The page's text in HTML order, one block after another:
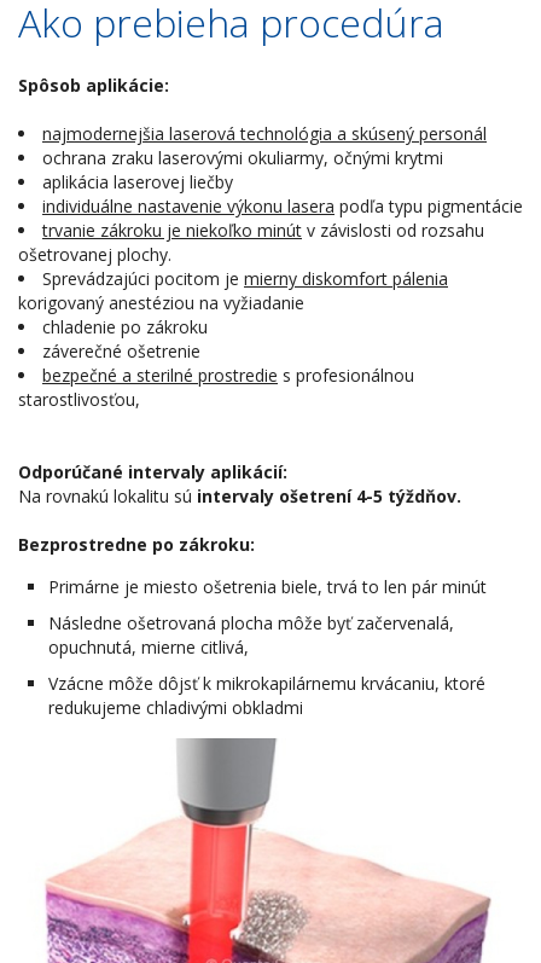
Ako prebieha procedúra
Spôsob aplikácie:
najmodernejšia laserová technológia a skúsený personál
ochrana zraku laserovými okuliarmy, očnými krytmi
aplikácia laserovej liečby
individuálne nastavenie výkonu lasera podľa typu pigmentácie
trvanie zákroku je niekoľko minút v závislosti od rozsahu
ošetrovanej plochy.
Sprevádzajúci pocitom je mierny diskomfort pálenia
korigovaný anestéziou na vyžiadanie
chladenie po zákroku
záverečné ošetrenie
bezpečné a sterilné prostredie s profesionálnou
starostlivosťou,
Odporúčané intervaly aplikácií:
Na rovnakú lokalitu sú intervaly ošetrení 4-5 týždňov.
Bezprostredne po zákroku:
Primárne je miesto ošetrenia biele, trvá to len pár minút
Následne ošetrovaná plocha môže byť začervenalá,
opuchnutá, mierne citlivá,
Vzácne môže dôjsť k mikrokapilárnemu krvácaniu, ktoré
redukujeme chladivými obkladmi